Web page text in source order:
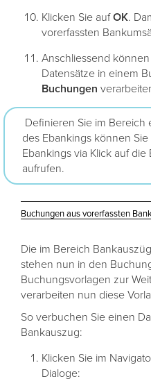
Klicken Sie aufOK.
vorerfassten
Anschliessend
Datensätze in einem
Buchungen
Definieren Sie im Bereich
des Ebankings können
Ebankings via Klick auf
aufrufen.
Buchungen aus vorerfassten
Die im Bereich
stehen nun in den
Buchungsvorlagen zur
verarbeiten nun diese
So verbuchen Sie einen
Bankauszug:
Klicken Sie im
Dialoge: